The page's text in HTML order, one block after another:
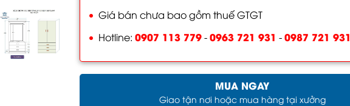
Giá bán chưa bao gồm thuế GTGT
Hotline: 0907 113 779-0963 721 931 -0987 721 931
MUA NGAY
Giao tận nơi hoặc mua hàng tại xưởng